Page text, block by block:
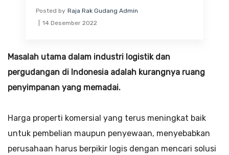
Posted by Raja Rak Gudang Admin
14 Desember 2022
Masalah utama dalam industri logistik dan
pergudangan di Indonesia adalah kurangnya ruang
penyimpanan yang memadai.
Harga properti komersial yang terus meningkat baik
untuk pembelian maupun penyewaan, menyebabkan
perusahaan harus berpikir logis dengan mencari solusi